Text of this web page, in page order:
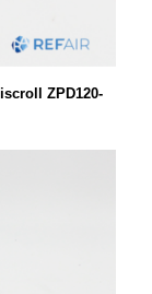
ZPD120-